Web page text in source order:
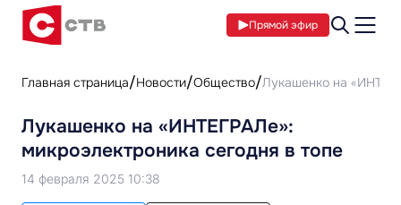
Прямой эфир
Главная страница Новости Общество Лукашенко на
Лукашенко на «ИНТЕГРАЛе»:
микроэлектроника сегодня в топе
14 февраля 2025 10:38